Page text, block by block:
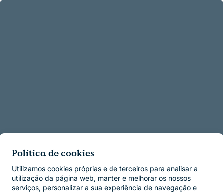
Política de cookies
Utilizamos cookies próprias e de terceiros para analisar a
utilização da página web, manter e melhorar os nossos
serviços, personalizar a sua experiência de navegação e